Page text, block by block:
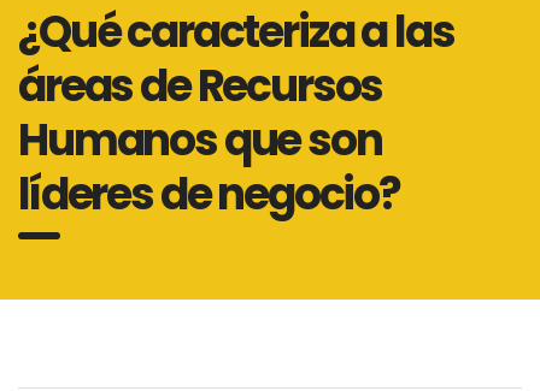
¿Qué caracteriza a las
áreas de Recursos
Humanos que son
líderes de negocio?